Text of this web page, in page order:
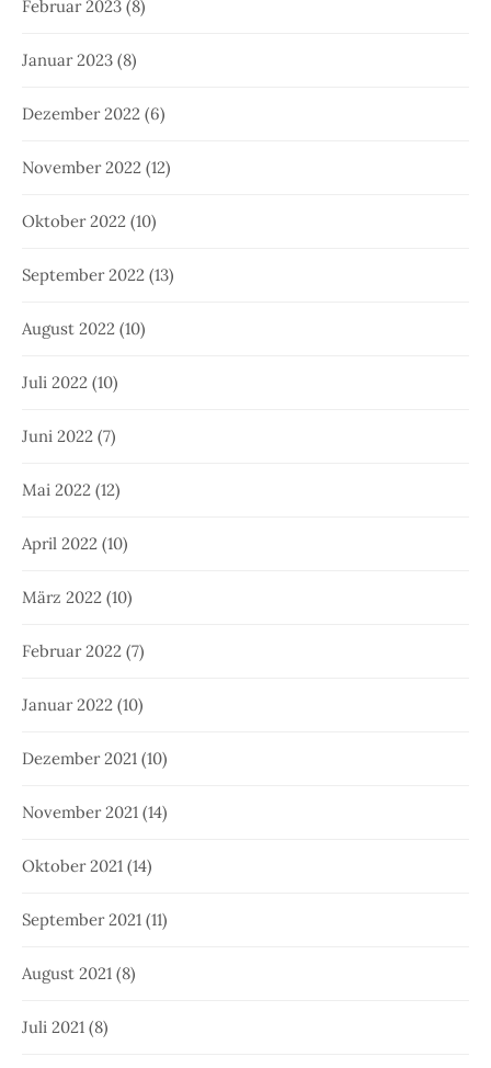
Februar 2023 (8)
Januar 2023 (8)
Dezember 2022 (6)
November 2022 (12)
Oktober 2022 (10)
September 2022 (13)
August 2022 (10)
Juli 2022 (10)
Juni 2022 (7)
Mai 2022 (12)
April 2022 (10)
März 2022 (10)
Februar 2022 (7)
Januar 2022 (10)
Dezember 2021 (10)
November 2021 (14)
Oktober 2021 (14)
September 2021 (11)
August 2021 (8)
Juli 2021 (8)